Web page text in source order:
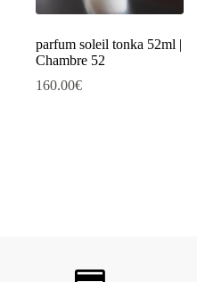
parfum soleil tonka 52ml |
Chambre 52
160.00€